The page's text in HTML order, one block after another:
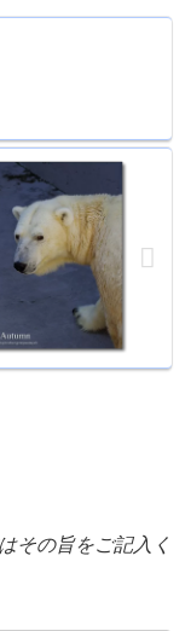
の旨をご記入く